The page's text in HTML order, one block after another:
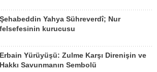
Şehabeddin Yahya Sühreverdî; Nur
felsefesinin kurucusu
Erbain Yürüyüşü: Zulme Karşı Direnişin ve
Hakkı Savunmanın Sembolü